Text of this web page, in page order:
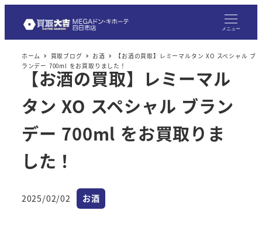
メニュー
ホーム 買取ブログ お酒
【お酒の買取】レミーマルタン XO スペシャル ブ
ランデー 700ml をお買取りました！
【お酒の買取】レミーマル
タン XO スペシャル ブラン
デー 700ml をお買取りま
した！
投稿日
2025/02/02 カテゴリー
お酒